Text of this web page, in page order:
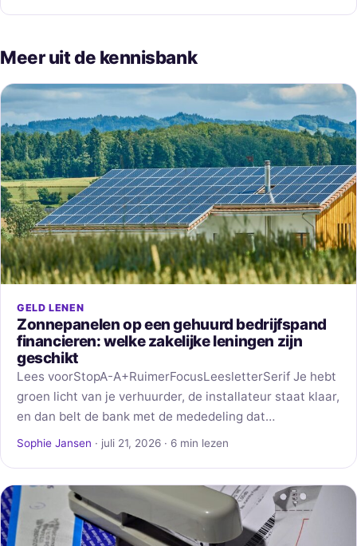
Meer uit de kennisbank
GELD LENEN
Zonnepanelen op een gehuurd bedrijfspand
financieren: welke zakelijke leningen zijn
geschikt
Lees voorStopA-A+RuimerFocusLeesletterSerif Je hebt
groen licht van je verhuurder, de installateur staat klaar,
en dan belt de bank met de mededeling dat…
Sophie Jansen · juli 21, 2026 · 6 min lezen